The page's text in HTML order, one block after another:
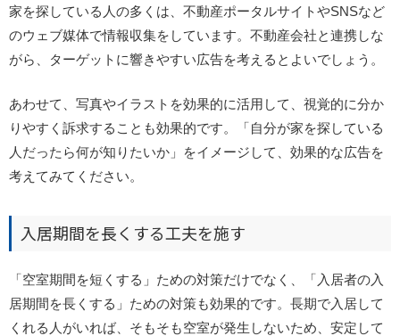
家を探している人の多くは、不動産ポータルサイトやSNSなど
のウェブ媒体で情報収集をしています。不動産会社と連携しな
がら、ターゲットに響きやすい広告を考えるとよいでしょう。
あわせて、写真やイラストを効果的に活用して、視覚的に分か
りやすく訴求することも効果的です。「自分が家を探している
人だったら何が知りたいか」をイメージして、効果的な広告を
考えてみてください。
入居期間を長くする工夫を施す
「空室期間を短くする」ための対策だけでなく、「入居者の入
居期間を長くする」ための対策も効果的です。長期で入居して
くれる人がいれば、そもそも空室が発生しないため、安定して